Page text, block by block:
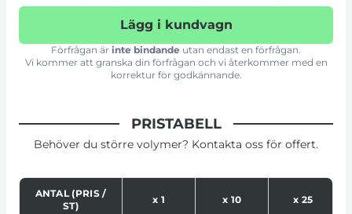
Lägg i kundvagn
Förfrågan är inte bindande utan endast en förfrågan.
Vi kommer att granska din förfrågan och vi återkommer med en
korrektur för godkännande.
PRISTABELL
Behöver du större volymer? Kontakta oss för offert.
ANTAL (PRIS /
ST)
x 1 x 10 x 25